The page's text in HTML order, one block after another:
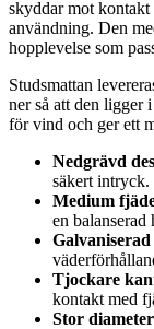
skyddar mot kontakt
användning. Den
hopplevelse som
Studsmattan
ner så att den ligger
för vind och ger ett
Nedgrävd
säkert intryck.
Medium
en balanserad
Tjockare
kontakt med
Stor